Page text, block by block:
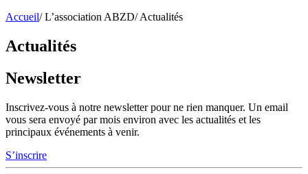
Accueil/ L’association ABZD/ Actualités
Actualités
Newsletter
Inscrivez-vous à notre newsletter pour ne rien manquer. Un email
vous sera envoyé par mois environ avec les actualités et les
principaux événements à venir.
S’inscrire